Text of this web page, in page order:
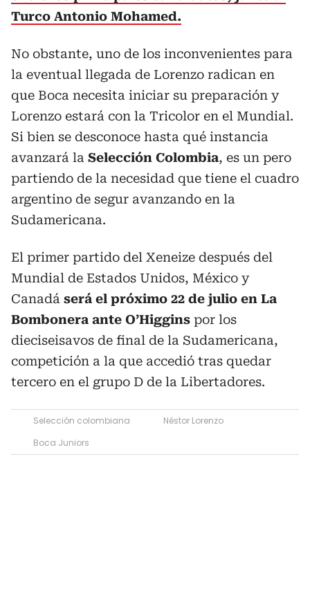
Turco Antonio Mohamed.
No obstante, uno de los inconvenientes para
la eventual llegada de Lorenzo radican en
que Boca necesita iniciar su preparación y
Lorenzo estará con la Tricolor en el Mundial.
Si bien se desconoce hasta qué instancia
avanzará la Selección Colombia, es un pero
partiendo de la necesidad que tiene el cuadro
argentino de segur avanzando en la
Sudamericana.
El primer partido del Xeneize después del
Mundial de Estados Unidos, México y
Canadá será el próximo 22 de julio en La
Bombonera ante O’Higgins por los
dieciseisavos de final de la Sudamericana,
competición a la que accedió tras quedar
tercero en el grupo D de la Libertadores.
Selección colombiana
Néstor Lorenzo
Boca Juniors